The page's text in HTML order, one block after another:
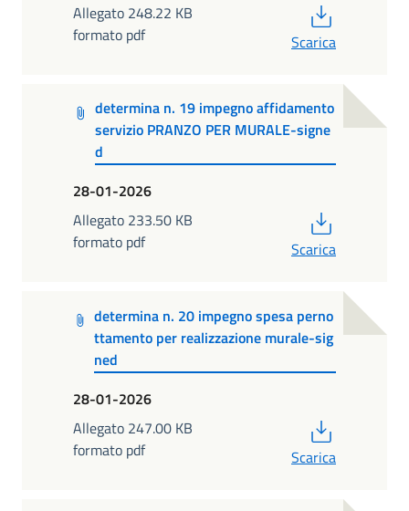
Allegato 248.22 KB
formato pdf
Scarica
determina n. 19 impegno affidamento
servizio PRANZO PER MURALE-signe
d
28-01-2026
Allegato 233.50 KB
formato pdf
Scarica
determina n. 20 impegno spesa perno
ttamento per realizzazione murale-sig
ned
28-01-2026
Allegato 247.00 KB
formato pdf
Scarica